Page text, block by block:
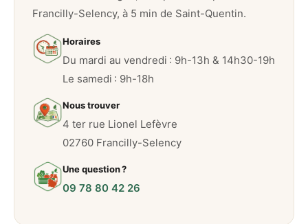
Francilly-Selency, à 5 min de Saint-Quentin.
Horaires
Du mardi au vendredi : 9h-13h & 14h30-19h
Le samedi : 9h-18h
Nous trouver
4 ter rue Lionel Lefèvre
02760 Francilly-Selency
Une question ?
09 78 80 42 26